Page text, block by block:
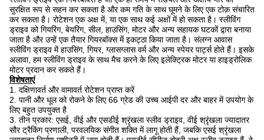
सुरक्षित रूप से सहन कर सकता है और कम गति के साथ घूमने के लिए एक टोक़ संचारित
कर सकता है। रोटेशन एक अक्ष में, या एक साथ कई अक्षों में हो सकता है। स्लीविंग
ड्राइव को गियरिंग, बेयरिंग, सील, हाउसिंग, मोटर और अन्य सहायक घटकों द्वारा बनाया
जाता है और उन्हें एक तैयार गियरबॉक्स में इकट्ठा किया जाता है। संलग्न आवास
स्लीविंग ड्राइव में हाउसिंग, गियर, ग्लासग्लास वर्म और अन्य स्पेयर पार्ट्स होते हैं। इसके
अलावा, हम स्लीविंग ड्राइव के साथ मैच करने के लिए इलेक्ट्रिक मोटर या हाइड्रोलिक
मोटर प्रदान कर सकते हैं।
विशेषताएं
1. दक्षिणावर्त और वामावर्त रोटेशन प्राप्त करें
2. पानी और धूल को रोकने के लिए 66 ग्रेड की उच्च आईपी दर और बाहर में उपयोग के
लिए बहुत उपयुक्त है
3. तीन प्रकार: एसई, वीई और एसडीई श्रृंखला स्लीव ड्राइव, वीई श्रृंखला ज्यादातर
सौर ट्रैकिंग प्रणाली, परवलयिक संगीत शक्ति में लागू होती हैं, जबकि एसई श्रृंखला